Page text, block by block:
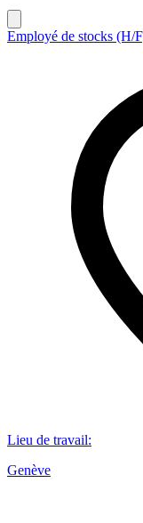
Employé de stocks (H/
Lieu de travail:
Genève